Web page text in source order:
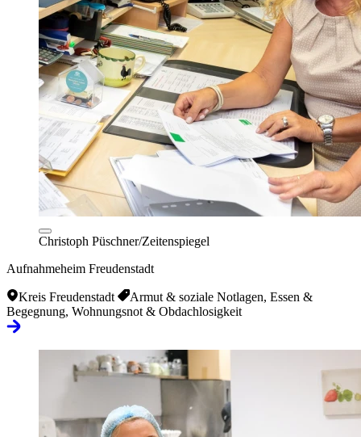
Christoph Püschner/Zeitenspiegel
Aufnahmeheim Freudenstadt
Kreis Freudenstadt
Armut & soziale Notlagen, Essen &
Begegnung, Wohnungsnot & Obdachlosigkeit